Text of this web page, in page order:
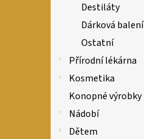
Destiláty
Dárková balení
Ostatní
Přírodní lékárna
Kosmetika
Konopné výrobky
Nádobí
Dětem